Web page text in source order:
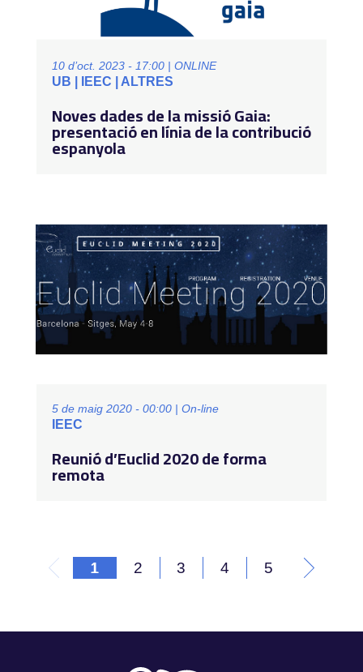
10 d’oct. 2023 - 17:00 | ONLINE
UB | IEEC | ALTRES
Noves dades de la missió Gaia:
presentació en línia de la contribució
espanyola
5 de maig 2020 - 00:00 | On-line
IEEC
Reunió d’Euclid 2020 de forma
remota
1 2 3 4 5